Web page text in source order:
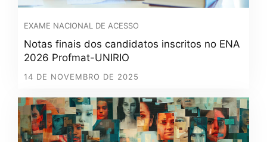
EXAME NACIONAL DE ACESSO
Notas finais dos candidatos inscritos no ENA
2026 Profmat-UNIRIO
14 DE NOVEMBRO DE 2025